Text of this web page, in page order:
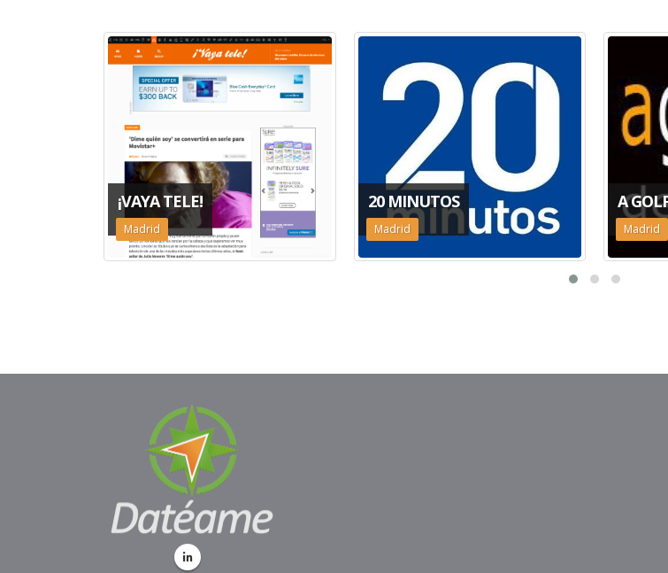
¡VAYA TELE!
Madrid
20 MINUTOS
Madrid
A
Madrid